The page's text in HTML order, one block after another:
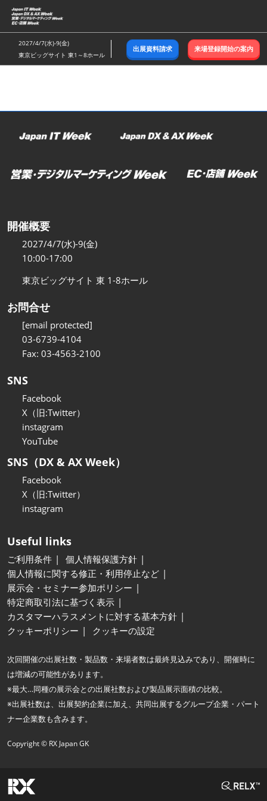
ス
キ
ッ
し
む
2027/4/7(水)-9(金)
東京ビッグサイト 東1～8ホール
出展資料請求 来場登録開始の案内
開催概要
2027/4/7(水)-9(金)
10:00-17:00
東京ビッグサイト 東 1-8ホール
お問合せ
[email protected]
03-6739-4104
Fax: 03-4563-2100
SNS
Facebook
X（旧:Twitter）
instagram
YouTube
SNS（DX & AX Week）
Facebook
X（旧:Twitter）
instagram
Useful links
ご利用条件
個人情報保護方針
個人情報に関する修正・利用停止など
展示会・セミナー参加ポリシー
特定商取引法に基づく表示
カスタマーハラスメントに対する基本方針
クッキーポリシー
クッキーの設定
次回開催の出展社数・製品数・来場者数は最終見込みであり、開催時に
は増減の可能性があります。
※最大…同種の展示会との出展社数および製品展示面積の比較。
※出展社数は、出展契約企業に加え、共同出展するグループ企業・パート
ナー企業数も含みます。
Copyright © RX Japan GK